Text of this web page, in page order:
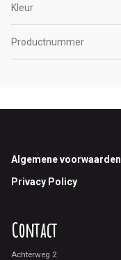
Kleur
Productnummer
Footer
Algemene voorwaarden
Privacy Policy
Contact
Achterweg 2